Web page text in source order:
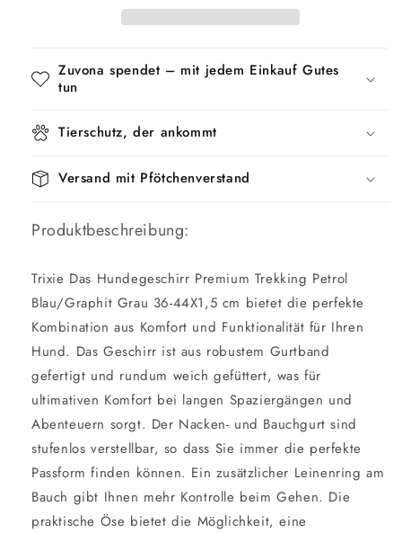
Zuvona spendet – mit jedem Einkauf Gutes
tun
Tierschutz, der ankommt
Versand mit Pfötchenverstand
Produktbeschreibung:
Trixie Das Hundegeschirr Premium Trekking Petrol
Blau/Graphit Grau 36-44X1,5 cm bietet die perfekte
Kombination aus Komfort und Funktionalität für Ihren
Hund. Das Geschirr ist aus robustem Gurtband
gefertigt und rundum weich gefüttert, was für
ultimativen Komfort bei langen Spaziergängen und
Abenteuern sorgt. Der Nacken- und Bauchgurt sind
stufenlos verstellbar, so dass Sie immer die perfekte
Passform finden können. Ein zusätzlicher Leinenring am
Bauch gibt Ihnen mehr Kontrolle beim Gehen. Die
praktische Öse bietet die Möglichkeit, eine